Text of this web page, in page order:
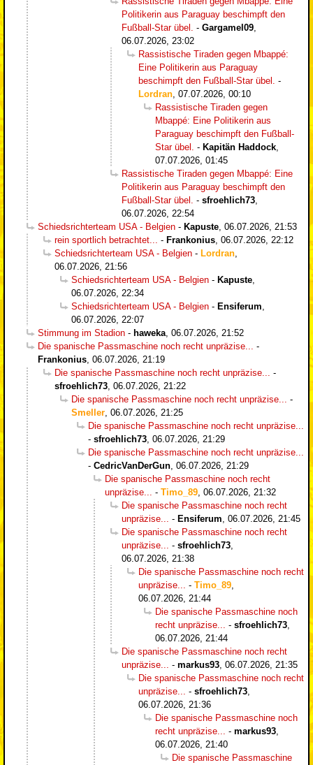
Politikerin aus Paraguay beschimpft den
Fußball-Star übel. - Gargamel09,
06.07.2026, 23:02
Rassistische Tiraden gegen Mbappé:
Eine Politikerin aus Paraguay
beschimpft den Fußball-Star übel. -
Lordran, 07.07.2026, 00:10
Rassistische Tiraden gegen
Mbappé: Eine Politikerin aus
Paraguay beschimpft den Fußball-
Star übel. - Kapitän Haddock,
07.07.2026, 01:45
Rassistische Tiraden gegen Mbappé: Eine
Politikerin aus Paraguay beschimpft den
Fußball-Star übel. - sfroehlich73,
06.07.2026, 22:54
Schiedsrichterteam USA - Belgien - Kapuste, 06.07.2026, 21:53
rein sportlich betrachtet... - Frankonius, 06.07.2026, 22:12
Schiedsrichterteam USA - Belgien - Lordran,
06.07.2026, 21:56
Schiedsrichterteam USA - Belgien - Kapuste,
06.07.2026, 22:34
Schiedsrichterteam USA - Belgien - Ensiferum,
06.07.2026, 22:07
Stimmung im Stadion - haweka, 06.07.2026, 21:52
Die spanische Passmaschine noch recht unpräzise... -
Frankonius, 06.07.2026, 21:19
Die spanische Passmaschine noch recht unpräzise... -
sfroehlich73, 06.07.2026, 21:22
Die spanische Passmaschine noch recht unpräzise... -
Smeller, 06.07.2026, 21:25
Die spanische Passmaschine noch recht unpräzise...
- sfroehlich73, 06.07.2026, 21:29
Die spanische Passmaschine noch recht unpräzise...
- CedricVanDerGun, 06.07.2026, 21:29
Die spanische Passmaschine noch recht
unpräzise... - Timo_89, 06.07.2026, 21:32
Die spanische Passmaschine noch recht
unpräzise... - Ensiferum, 06.07.2026, 21:45
Die spanische Passmaschine noch recht
unpräzise... - sfroehlich73,
06.07.2026, 21:38
Die spanische Passmaschine noch recht
unpräzise... - Timo_89,
06.07.2026, 21:44
Die spanische Passmaschine noch
recht unpräzise... - sfroehlich73,
06.07.2026, 21:44
Die spanische Passmaschine noch recht
unpräzise... - markus93, 06.07.2026, 21:35
Die spanische Passmaschine noch recht
unpräzise... - sfroehlich73,
06.07.2026, 21:36
Die spanische Passmaschine noch
recht unpräzise... - markus93,
06.07.2026, 21:40
Die spanische Passmaschine